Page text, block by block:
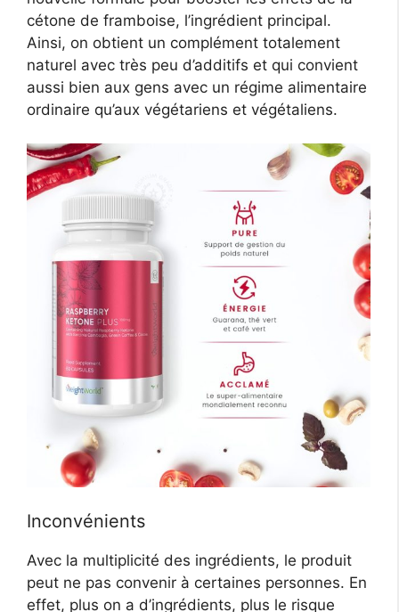
cétone de framboise, l’ingrédient principal.
Ainsi, on obtient un complément totalement
naturel avec très peu d’additifs et qui convient
aussi bien aux gens avec un régime alimentaire
ordinaire qu’aux végétariens et végétaliens.
Inconvénients
Avec la multiplicité des ingrédients, le produit
peut ne pas convenir à certaines personnes. En
effet, plus on a d’ingrédients, plus le risque